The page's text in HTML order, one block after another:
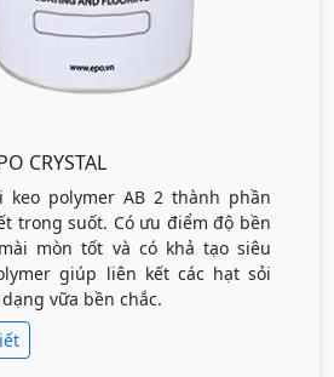
CRYSTAL
keo polymer AB 2 thành phần
trong suốt. Có ưu điểm độ bền
mòn tốt và có khả tạo siêu
giúp liên kết các hạt sỏi
vữa bền chắc.